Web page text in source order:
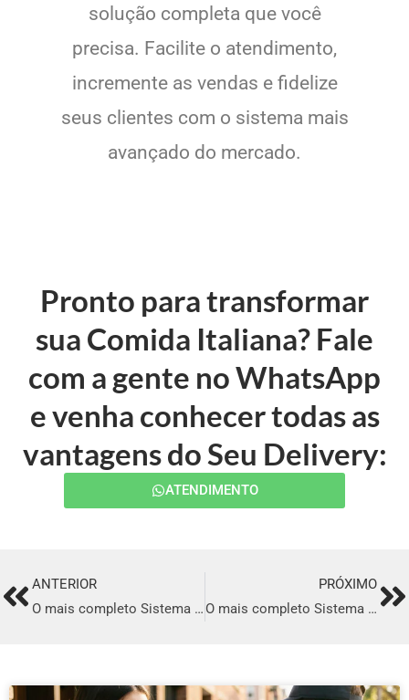
solução completa que você
precisa. Facilite o atendimento,
incremente as vendas e fidelize
seus clientes com o sistema mais
avançado do mercado.
Pronto para transformar
sua Comida Italiana? Fale
com a gente no WhatsApp
e venha conhecer todas as
vantagens do Seu Delivery:
ATENDIMENTO
PrevANTERIOR
O mais completo Sistema para Delivery de comida Italiana em Jaru
PRÓXIMO
O mais completo Sistema para Delivery de comida Italiana em Capitão Poço